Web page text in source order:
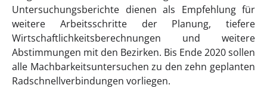
Untersuchungsberichte dienen als Empfehlung für
weitere Arbeitsschritte der Planung, tiefere
Wirtschaftlichkeitsberechnungen und weitere
Abstimmungen mit den Bezirken. Bis Ende 2020 sollen
alle Machbarkeitsuntersuchen zu den zehn geplanten
Radschnellverbindungen vorliegen.